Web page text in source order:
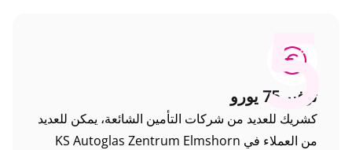
5
توفير 75 يورو
كشريك للعديد من شركات التأمين الشائعة، يمكن للعديد
من العملاء في KS Autoglas Zentrum Elmshorn